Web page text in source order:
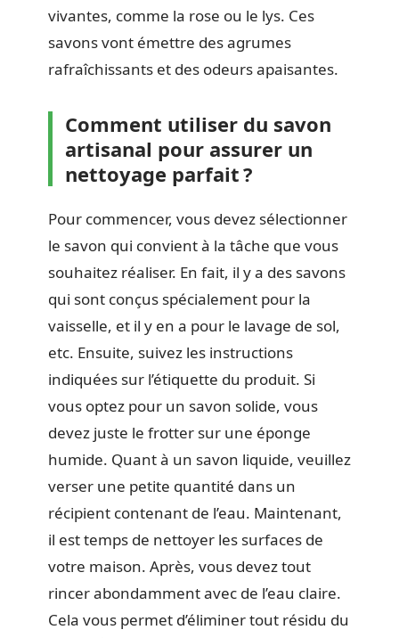
vivantes, comme la rose ou le lys. Ces
savons vont émettre des agrumes
rafraîchissants et des odeurs apaisantes.
Comment utiliser du savon
artisanal pour assurer un
nettoyage parfait ?
Pour commencer, vous devez sélectionner
le savon qui convient à la tâche que vous
souhaitez réaliser. En fait, il y a des savons
qui sont conçus spécialement pour la
vaisselle, et il y en a pour le lavage de sol,
etc. Ensuite, suivez les instructions
indiquées sur l’étiquette du produit. Si
vous optez pour un savon solide, vous
devez juste le frotter sur une éponge
humide. Quant à un savon liquide, veuillez
verser une petite quantité dans un
récipient contenant de l’eau. Maintenant,
il est temps de nettoyer les surfaces de
votre maison. Après, vous devez tout
rincer abondamment avec de l’eau claire.
Cela vous permet d’éliminer tout résidu du